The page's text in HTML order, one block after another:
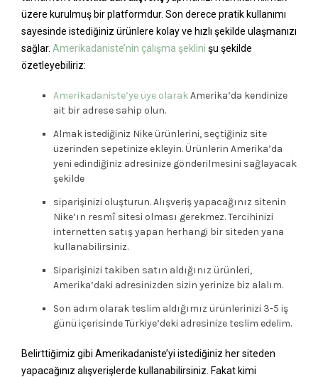
üzere kurulmuş bir platformdur. Son derece pratik kullanımı
sayesinde istediğiniz ürünlere kolay ve hızlı şekilde ulaşmanızı
sağlar. Amerikadaniste’nin çalışma şeklini şu şekilde
özetleyebiliriz:
Amerikadaniste’ye üye olarakAmerika’da kendinize
ait bir adrese sahip olun.
Almak istediğiniz Nike ürünlerini, seçtiğiniz site
üzerinden sepetinize ekleyin. Ürünlerin Amerika’da
yeni edindiğiniz adresinize gönderilmesini sağlayacak
şekilde
siparişinizi oluşturun. Alışveriş yapacağınız sitenin
Nike’ın resmî sitesi olması gerekmez. Tercihinizi
internetten satış yapan herhangi bir siteden yana
kullanabilirsiniz.
Siparişinizi takiben satın aldığınız ürünleri,
Amerika’daki adresinizden sizin yerinize biz alalım.
Son adım olarak teslim aldığımız ürünlerinizi 3-5 iş
günü içerisinde Türkiye’deki adresinize teslim edelim.
Belirttiğimiz gibi Amerikadaniste’yi istediğiniz her siteden
yapacağınız alışverişlerde kullanabilirsiniz. Fakat kimi